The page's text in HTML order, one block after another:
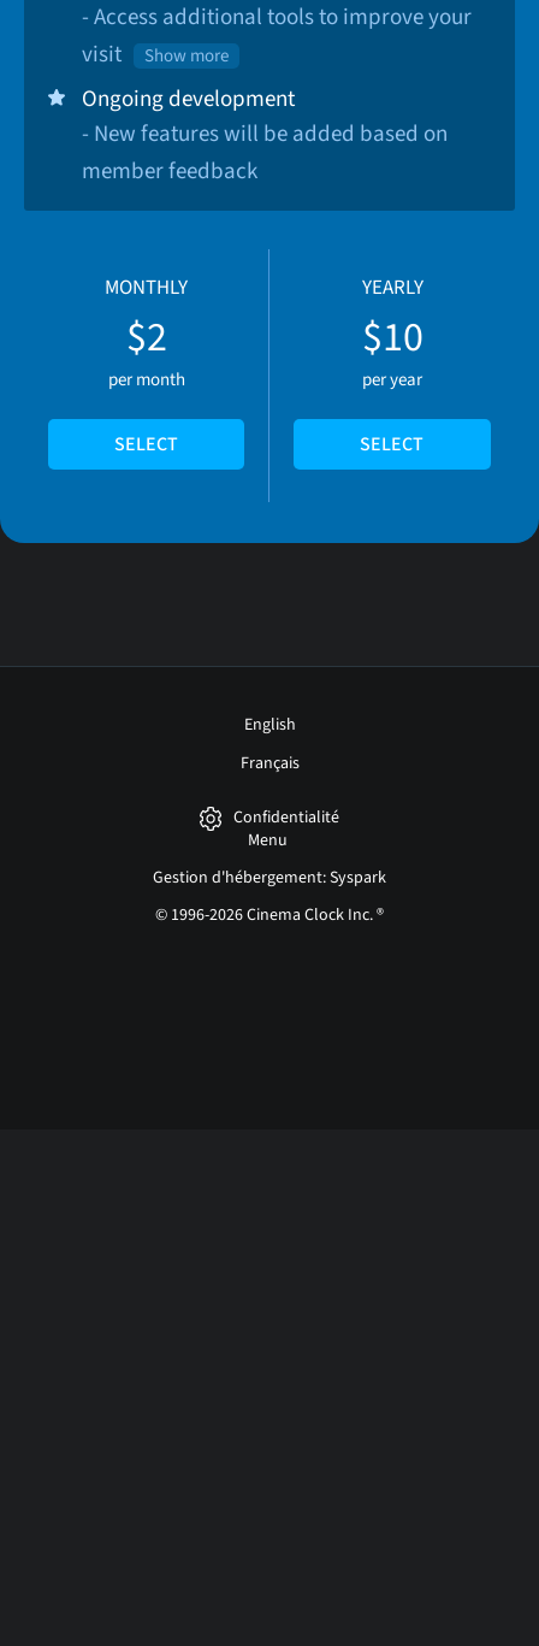
- Access additional tools to improve your
visit
Show more
Ongoing development
- New features will be added based on
member feedback
MONTHLY
$2
per month
SELECT
YEARLY
$10
per year
SELECT
English
Français
Confidentialité
Menu
Gestion d'hébergement: Syspark
© 1996-2026 Cinema Clock Inc. ®